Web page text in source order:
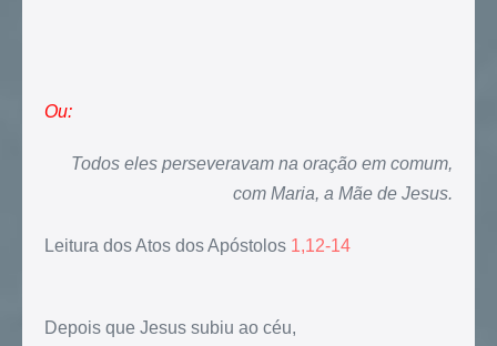
Ou:
Todos eles perseveravam na oração em comum,
com Maria, a Mãe de Jesus.
Leitura dos Atos dos Apóstolos 1,12-14
Depois que Jesus subiu ao céu,